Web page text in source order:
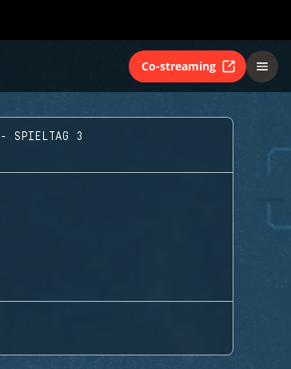
Co-streaming
- SPIELTAG 3